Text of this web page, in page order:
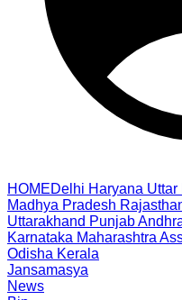
HOMEDelhi Haryana Uttar
Madhya Pradesh
Uttarakhand Punjab
Karnataka Maharashtra
Odisha Kerala
Jansamasya
News